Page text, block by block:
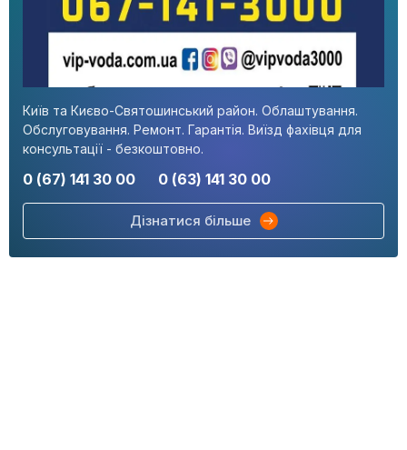
Київ та Києво-Святошинський район. Облаштування.
Обслуговування. Ремонт. Гарантія. Виїзд фахівця для
консультації - безкоштовно.
0 (67) 141 30 00 0 (63) 141 30 00
Дізнатися більше